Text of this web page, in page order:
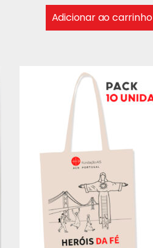
Adicionar ao carrinho